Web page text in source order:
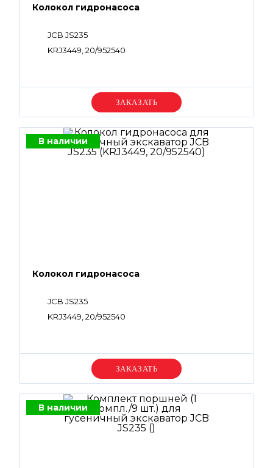
Колокол гидронасоса
JCB JS235
KRJ3449, 20/952540
Уточняйте цену
В наличии
Колокол гидронасоса
JCB JS235
KRJ3449, 20/952540
Уточняйте цену
В наличии